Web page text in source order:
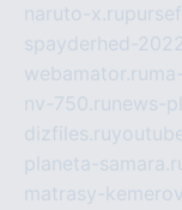
naruto-x.ru
spayderhed-
webamator.ru
nv-750.ru news-
dizfiles.ru
planeta-
matrasy-